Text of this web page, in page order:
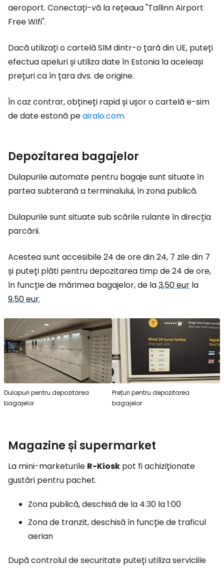
aeroport. Conectați-vă la rețeaua "Tallinn Airport
Free Wifi".
Dacă utilizați o cartelă SIM dintr-o țară din UE, puteți
efectua apeluri și utiliza date în Estonia la aceleași
prețuri ca în țara dvs. de origine.
În caz contrar, obțineți rapid și ușor o cartelă e-sim
de date estonă peairalo.com.
Depozitarea bagajelor
Dulapurile automate pentru bagaje sunt situate în
partea subterană a terminalului, în zona publică.
Dulapurile sunt situate sub scările rulante în direcția
parcării.
Acestea sunt accesibile 24 de ore din 24, 7 zile din 7
și puteți plăti pentru depozitarea timp de 24 de ore,
în funcție de mărimea bagajelor, de la3,50 eur la
9,50 eur.
Dulapuri pentru depozitarea
bagajelor
Prețuri pentru depozitarea
bagajelor
Magazine și supermarket
La mini-marketurile R-Kiosk pot fi achiziționate
gustări pentru pachet.
Zona publică, deschisă de la 4:30 la 1:00
Zona de tranzit, deschisă în funcție de traficul
aerian
După controlul de securitate puteți utiliza serviciile